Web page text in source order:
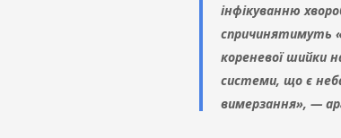
інфікуванню
спричинятимуть
кореневої шийки
системи, що є
вимерзання», —